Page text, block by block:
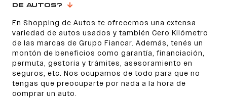
DE AUTOS?
En Shopping de Autos te ofrecemos una extensa
variedad de autos usados y también Cero Kilómetro
de las marcas de Grupo Fiancar. Además, tenés un
montón de beneficios como garantía, financiación,
permuta, gestoría y trámites, asesoramiento en
seguros, etc. Nos ocupamos de todo para que no
tengas que preocuparte por nada a la hora de
comprar un auto.